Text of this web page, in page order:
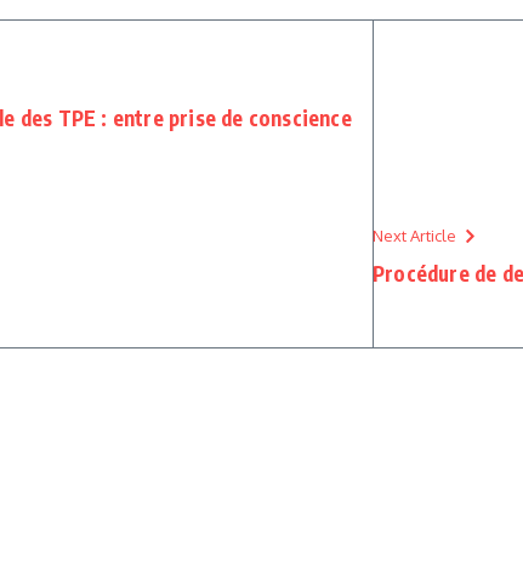
des TPE : entre prise de conscience
Next Article
Procédure de